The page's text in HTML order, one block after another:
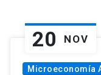
20 NOV
Microeconomía